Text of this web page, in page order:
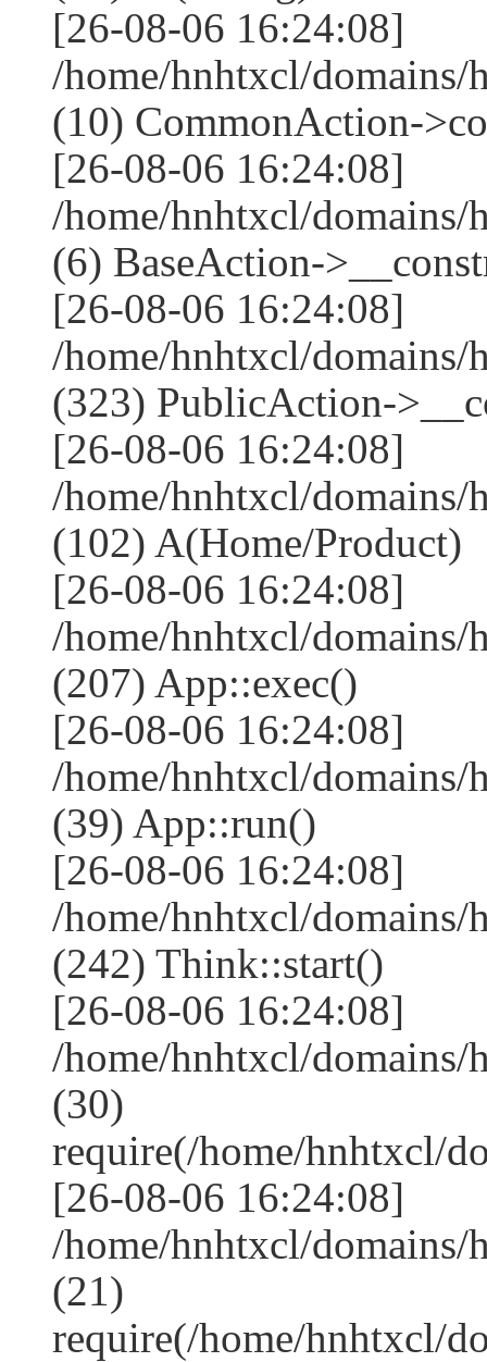
[26-08-06 16:24:08]
/home/hnhtxcl/
(10) CommonAction-
[26-08-06 16:24:08]
/home/hnhtxcl/
(6) BaseAction-
[26-08-06 16:24:08]
/home/hnhtxcl/
(323) PublicAction-
[26-08-06 16:24:08]
/home/hnhtxcl/
(102) A(Home/Product)
[26-08-06 16:24:08]
/home/hnhtxcl/
(207) App::exec()
[26-08-06 16:24:08]
/home/hnhtxcl/
(39) App::run()
[26-08-06 16:24:08]
/home/hnhtxcl/
(242) Think::start()
[26-08-06 16:24:08]
/home/hnhtxcl/
(30)
require(/home/hnhtxcl/
[26-08-06 16:24:08]
/home/hnhtxcl/
(21)
require(/home/hnhtxcl/